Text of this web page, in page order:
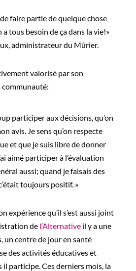
faire partie de quelque chose
tous besoin de ça dans la vie!»
administrateur du Mûrier.
valorisé par son
participer aux décisions, qu’on
avis. Je sens qu’on respecte
et que je suis libre de donner
aimé participer à l’évaluation
aussi; quand je faisais des
étaittoujours positif.»
expérience qu’il s’est aussi joint
de l’Alternative il y a une
un centre de jour en santé
des activités éducatives et
il participe. Ces derniers mois, la